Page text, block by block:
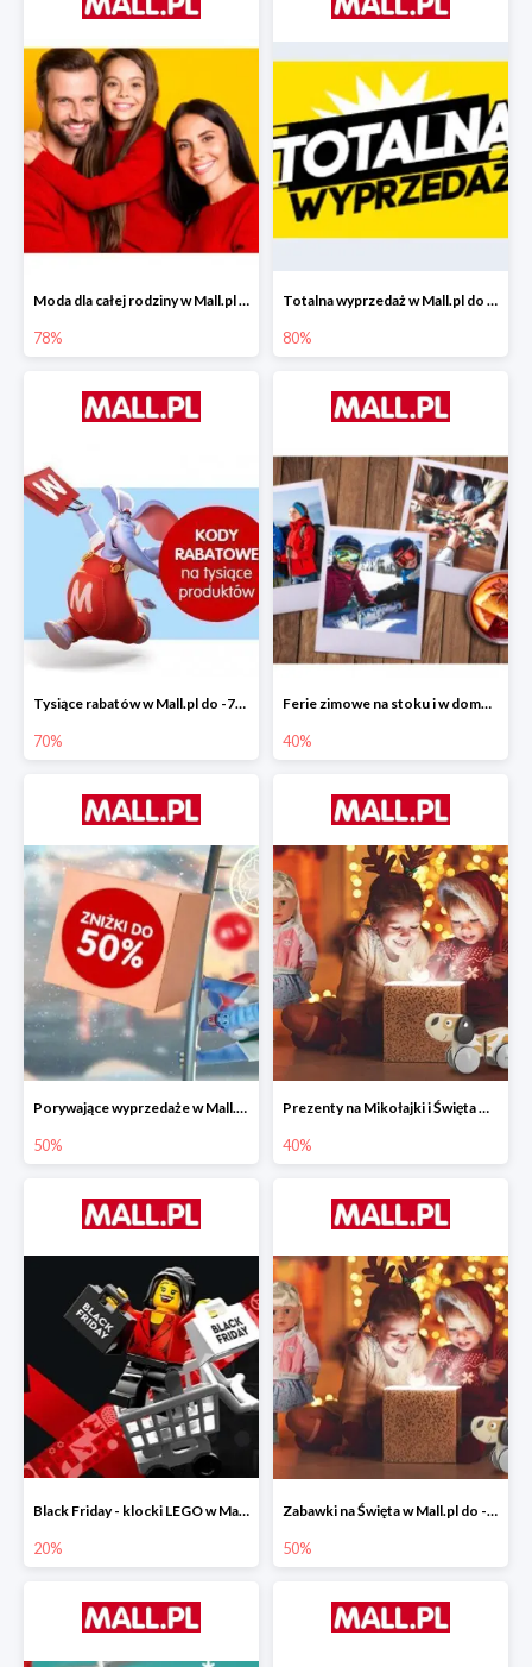
Moda dla całej rodziny w Mall.pl do -78%
78%
Totalna wyprzedaż w Mall.pl do -80%
80%
Tysiące rabatów w Mall.pl do -70%
70%
Ferie zimowe na stoku i w domu w Mall.pl do -40%
40%
Porywające wyprzedaże w Mall.pl do -50%
50%
Prezenty na Mikołajki i Święta w Mall.pl do -40%
40%
Black Friday - klocki LEGO w Mall.pl do -20%
20%
Zabawki na Święta w Mall.pl do -50%
50%